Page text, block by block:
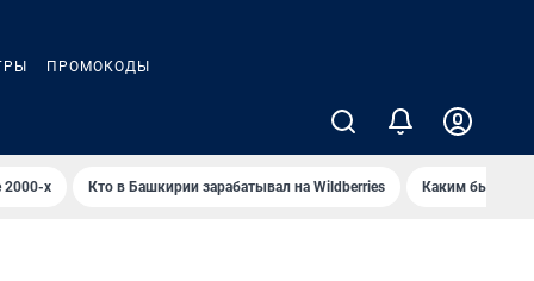
ПРОМОКОДЫ
2000-х Кто в Башкирии зарабатывал на Wildberries Каким было